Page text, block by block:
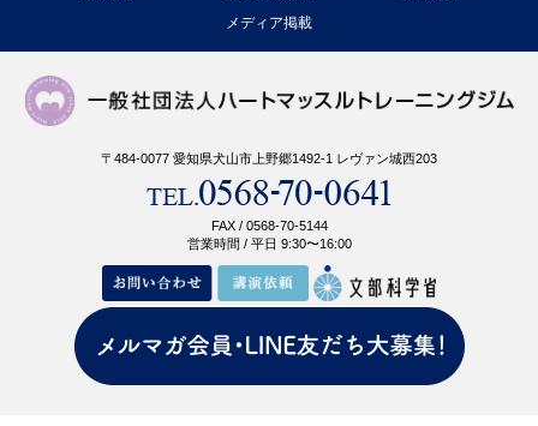
メディア掲載
〒484-0077 愛知県犬山市上野郷1492-1 レヴァン城西203
FAX / 0568-70-5144
営業時間 / 平日 9:30〜16:00